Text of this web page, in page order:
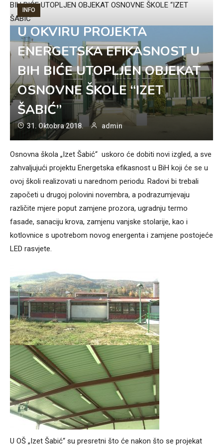
BIH BIĆE UTOPLJEN OBJEKAT OSNOVNE ŠKOLE “IZET
ŠABIĆ”
INFO
U OKVIRU PROJEKTA
ENERGETSKA EFIKASNOST U
BIH BIĆE UTOPLJEN OBJEKAT
OSNOVNE ŠKOLE “IZET
ŠABIĆ”
31. Oktobra 2018. admin
Osnovna škola „Izet Šabić“ uskoro će dobiti novi izgled, a sve
zahvaljujući projektu Energetska efikasnost u BiH koji će se u
ovoj školi realizovati u narednom periodu. Radovi bi trebali
započeti u drugoj polovini novembra, a podrazumjevaju
različite mjere poput zamjene prozora, ugradnju termo
fasade, sanaciju krova, zamjenu vanjske stolarije, kao i
kotlovnice s upotrebom novog energenta i zamjene postojeće
LED rasvjete.
U OŠ „Izet Šabić“ su presretni što će nakon što se projekat